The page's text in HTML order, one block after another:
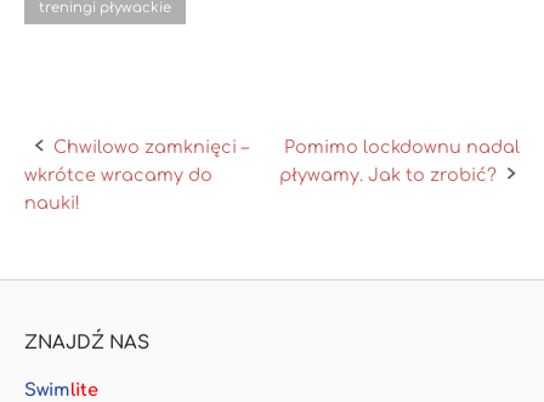
treningi pływackie
Chwilowo zamknięci –
wkrótce wracamy do
nauki!
Pomimo lockdownu nadal
pływamy. Jak to zrobić?
ZNAJDŹ NAS
Swimlite